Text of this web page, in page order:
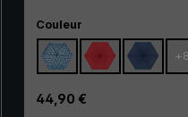
rupture ainsi que ses
de verre rendent le « Dainty automatic » extrêmement
résistant. Grâce à son
d'ouverture/fermeture
parapluie de poche est de
suffit d'appuyer sur un
Sélectionnez
Couleur
+ 8
Prix régulier :
44,90 €